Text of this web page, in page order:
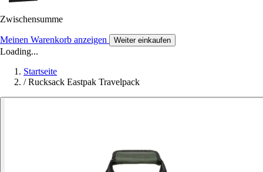
Zwischensumme
Meinen Warenkorb anzeigen Weiter einkaufen
Loading...
Startseite
/ Rucksack Eastpak Travelpack